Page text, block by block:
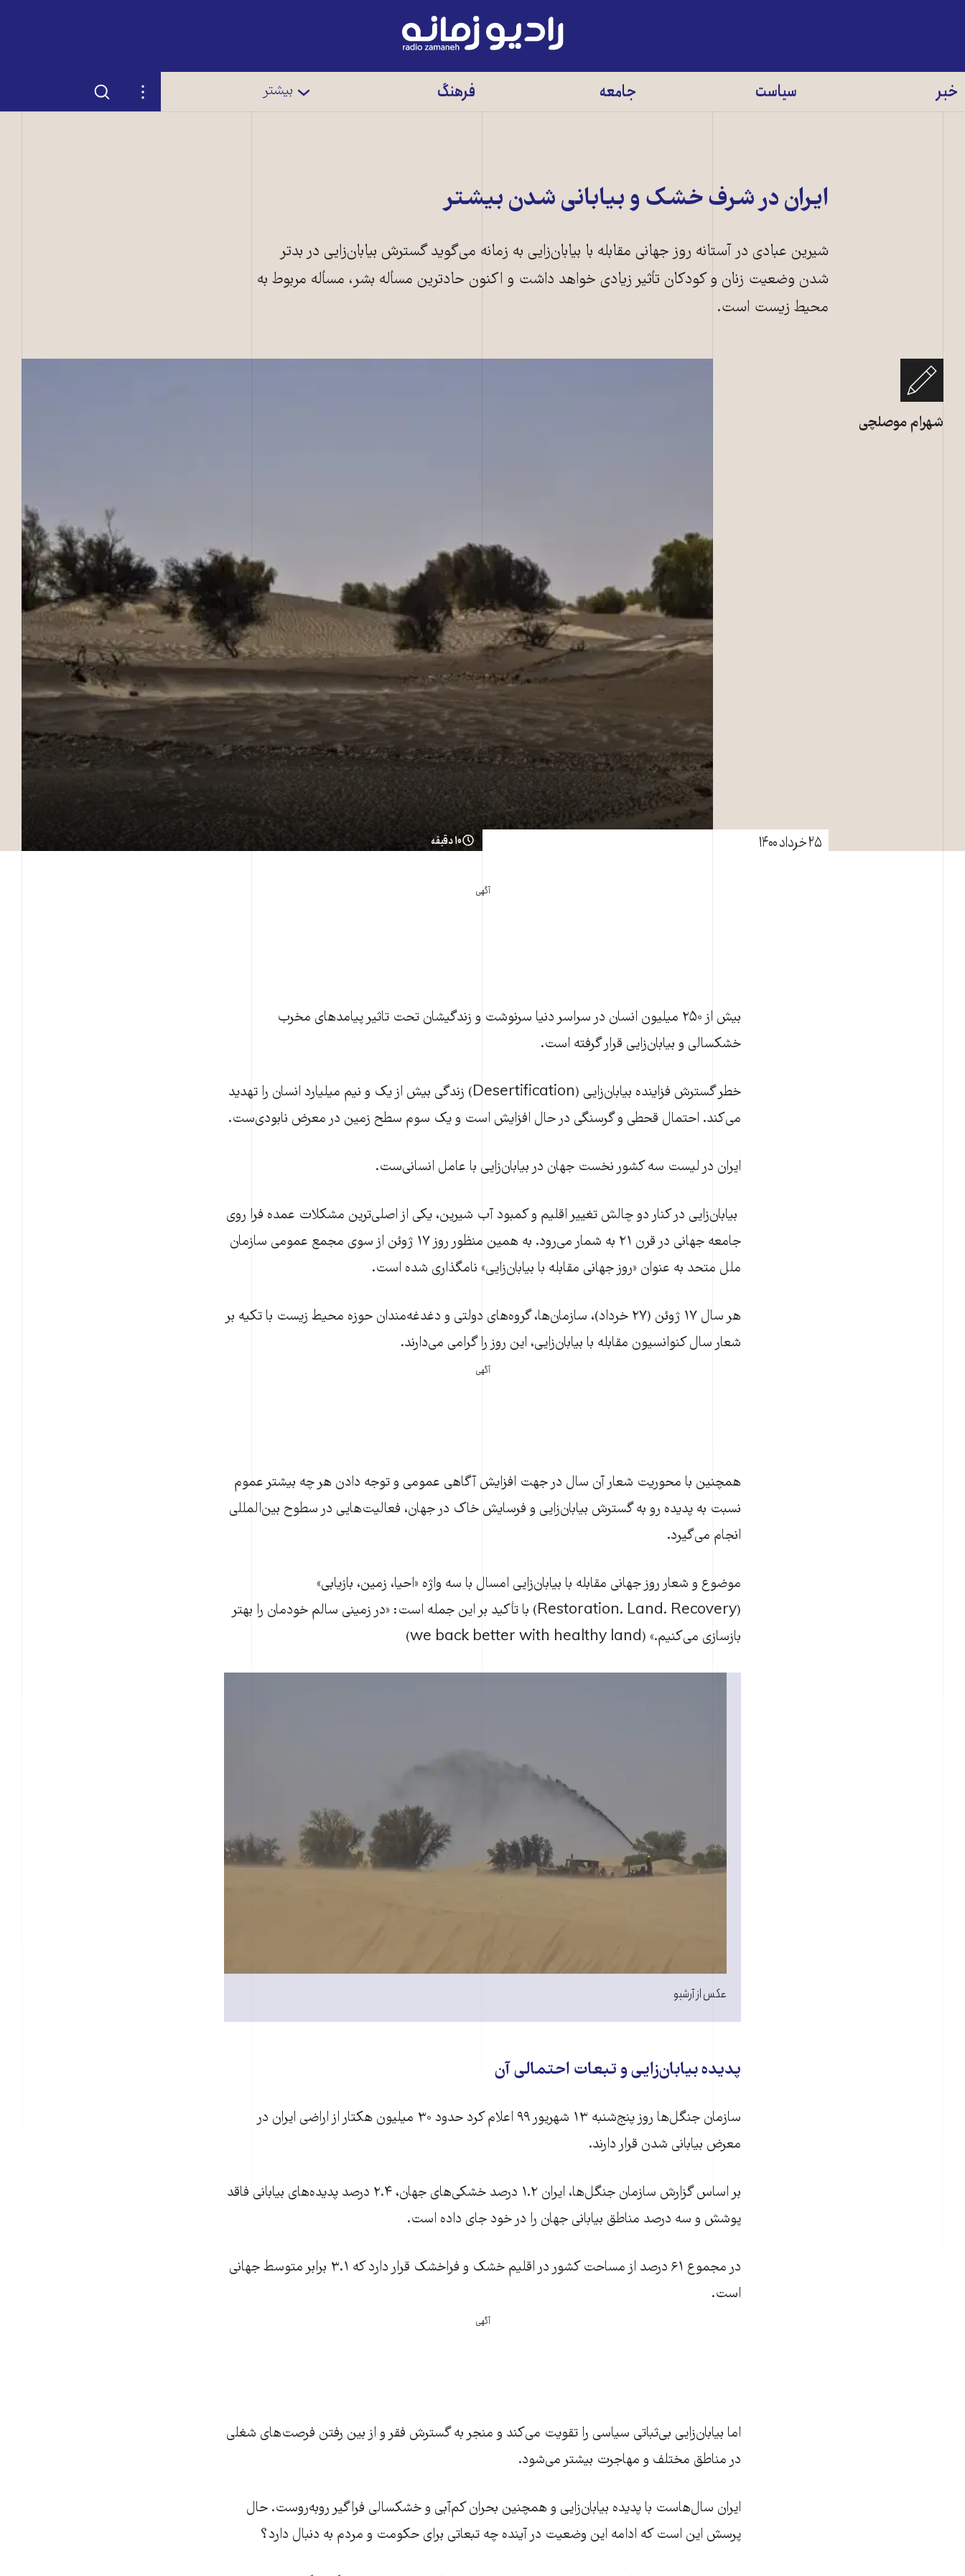
رادیو
زمانه
خبر سیاست جامعه فرهنگ بیشتر تنظیمات جستجو
ایران در شرف خشک و بیابانی شدن بیشتر
شیرین عبادی در آستانه روز جهانی مقابله با بیابان‌زایی به زمانه می‌گوید گسترش بیابان‌زایی در بدتر
شدن وضعیت زنان و کودکان تأثیر زیادی خواهد داشت و اکنون حادترین مسأله بشر، مسأله مربوط به
محیط زیست است.
شهرام موصلچی
۲۵ خرداد ۱۴۰۰ ۱۰ دقیقه
آگهی
بیش از ۲۵۰ میلیون انسان در سراسر دنیا سرنوشت و زندگیشان تحت تاثیر‌ پیامدهای مخرب
خشکسالی و بیابان‌زایی قرار گرفته است.
خطر گسترش فزاینده بیابان‌زایی (Desertification) زندگی بیش از یک و نیم میلیارد انسان را تهدید
می‌کند. احتمال قحطی و گرسنگی در حال افزایش است و یک سوم سطح زمین در معرض نابودی‌ست.
ایران در لیست سه کشور نخست جهان در بیابا‌ن‌زایی با عامل انسانی‌ست.
بیابان‌زایی در کنار دو چالش تغییر اقلیم و کمبود آب شیرین، یکی از اصلی‌ترین مشکلات عمده فرا روی
جامعه جهانی در قرن ۲۱ به شمار می‌رود. به همین منظور روز ۱۷ ژوئن از سوی مجمع عمومی سازمان
ملل متحد به عنوان «روز جهانی مقابله با بیابان‌زایی» نا‌مگذاری شده است.
هر سال ۱۷ ژوئن (۲۷ خرداد)، سازمان‌ها، گروه‌های دولتی و دغدغه‌مندان حوزه محیط زیست با تکیه بر
شعار ‌سال کنوانسیون مقابله با بیابان‌زایی، این روز را گرامی می‌دارند.
آگهی
همچنین با محوریت شعار آن سال در جهت افزایش آگاهی عمومی و توجه دادن هر چه بیشتر عموم
نسبت به پدیده رو به گسترش بیابان‌زایی و فرسایش خاک در جهان، فعالیت‌هایی در سطوح بین‌المللی
انجام می‌گیرد.
موضوع و شعار روز جهانی مقابله با بیابان‌زایی امسال با سه واژه «احیا، زمین، بازیابی»
(Restoration. Land. Recovery) با تأکید بر این جمله است: «در زمینی سالم خودمان را بهتر
بازسازی می‌کنیم.» (we back better with healthy land)
عکس از آرشیو
پدیده بیابان‌زایی و تبعات احتمالی آن
سازمان جنگل‌ها روز پنج‌شنبه ۱۳ شهریور ۹۹ اعلام کرد حدود ۳۰ میلیون هکتار از اراضی ایران در
معرض بیابانی شدن قرار دارند.
بر اساس گزارش سازمان جنگل‌ها، ایران ۱.۲ درصد خشکی‌های جهان، ۲.۴ درصد پدیده‌های بیابانی فاقد
پوشش و سه درصد مناطق بیابانی جهان را در خود جای داده است.
در مجموع ۶۱ درصد از مساحت کشور در اقلیم خشک و فراخشک قرار دارد که ۳.۱ برابر متوسط جهانی
است.
آگهی
اما بیابان‌زایی بی‌ثباتی سیاسی را تقویت می‌کند و منجر به گسترش فقر و از بین رفتن فرصت‌های شغلی
در مناطق مختلف و مهاجرت بیشتر می‌شود.
ایران سال‌هاست با پدیده بیابان‌زایی و همچنین بحران کم‌آبی و خشکسالی فراگیر روبه‌روست. حال
پرسش این است که ادامه این وضعیت در آینده چه تبعاتی برای حکومت و مردم به دنبال دارد؟